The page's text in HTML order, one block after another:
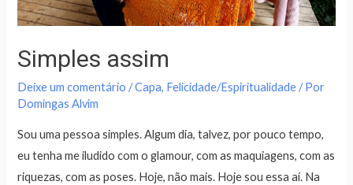
Simples assim
Deixe um comentário /Capa, Felicidade/Espiritualidade/ Por
Domingas Alvim
Sou uma pessoa simples. Algum dia, talvez, por pouco tempo,
eu tenha me iludido com o glamour, com as maquiagens, com as
riquezas, com as poses. Hoje, não mais. Hoje sou essa aí. Na